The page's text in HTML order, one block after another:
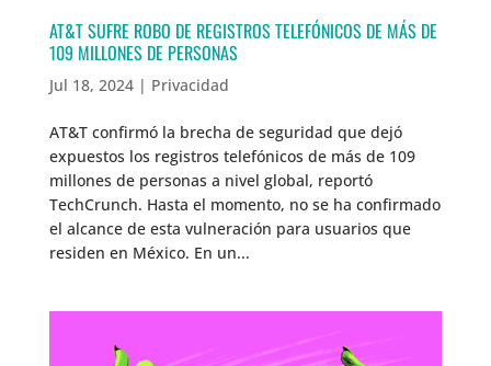
AT&T SUFRE ROBO DE REGISTROS TELEFÓNICOS DE MÁS DE
109 MILLONES DE PERSONAS
Jul 18, 2024| Privacidad
AT&T confirmó la brecha de seguridad que dejó
expuestos los registros telefónicos de más de 109
millones de personas a nivel global, reportó
TechCrunch. Hasta el momento, no se ha confirmado
el alcance de esta vulneración para usuarios que
residen en México. En un...